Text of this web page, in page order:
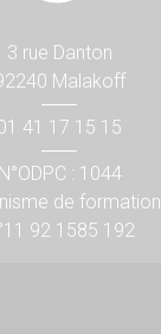
3 rue Danton
Malakoff
41 17 15 15
N°ODPC : 1044
de formation
92 1585 192